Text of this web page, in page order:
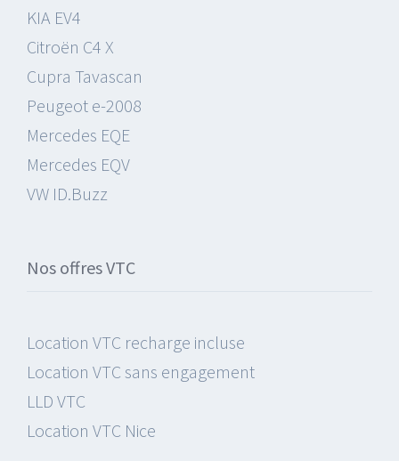
KIA EV4
Citroën C4 X
Cupra Tavascan
Peugeot e-2008
Mercedes EQE
Mercedes EQV
VW ID.Buzz
Nos offres VTC
Location VTC recharge incluse
Location VTC sans engagement
LLD VTC
Location VTC Nice